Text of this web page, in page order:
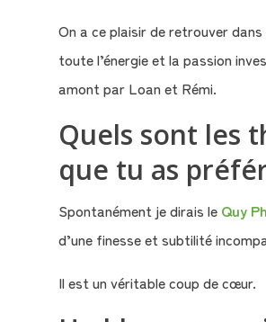
On a ce plaisir de retrouver
toute l’énergie et la passion
amont par Loan et Rémi.
Quels sont les
que tu as
Spontanément je dirais le Quy
d’une finesse et subtilité
Il est un véritable coup de cœur.